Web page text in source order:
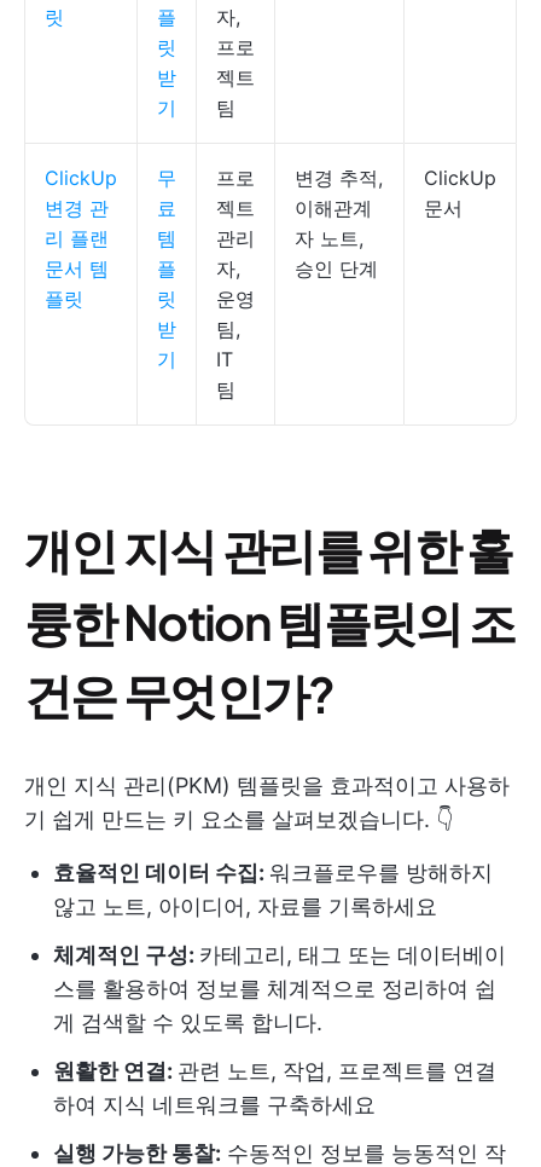
릿
플
릿
받
기
자,
프로
젝트
팀
ClickUp
변경 관
리 플랜
문서 템
플릿
무
료
템
플
릿
받
기
프로
젝트
관리
자,
운영
팀,
IT
팀
변경 추적,
이해관계
자 노트,
승인 단계
ClickUp
문서
개인 지식 관리를 위한 훌
륭한 Notion 템플릿의 조
건은 무엇인가?
개인 지식 관리(PKM) 템플릿을 효과적이고 사용하
기 쉽게 만드는 키 요소를 살펴보겠습니다. 👇
효율적인 데이터 수집: 워크플로우를 방해하지
않고 노트, 아이디어, 자료를 기록하세요
체계적인 구성: 카테고리, 태그 또는 데이터베이
스를 활용하여 정보를 체계적으로 정리하여 쉽
게 검색할 수 있도록 합니다.
원활한 연결: 관련 노트, 작업, 프로젝트를 연결
하여 지식 네트워크를 구축하세요
실행 가능한 통찰: 수동적인 정보를 능동적인 작